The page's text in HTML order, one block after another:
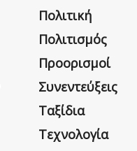
Πολιτική
Πολιτισμός
Προορισμοί
Συνεντεύξεις
Ταξίδια
Τεχνολογία